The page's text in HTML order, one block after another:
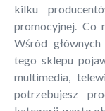
kilku
promocyjnej. Co
Wśród
tego sklepu
multimedia,
potrzebujesz